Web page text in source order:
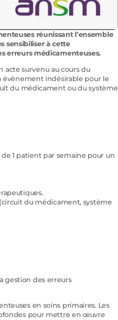
réunissant l’ensemble
sensibiliser à cette
erreurs médicamenteuses.
acte survenu au cours du
évènement indésirable pour le
du médicament ou du système
1 patient par semaine pour un
du médicament, système
gestion des erreurs
en soins primaires. Les
pour mettre en œuvre